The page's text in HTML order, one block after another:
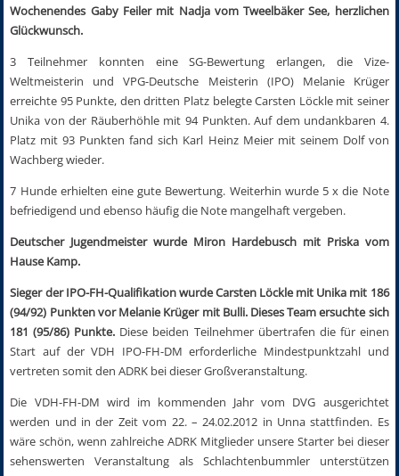
Wochenendes Gaby Feiler mit Nadja vom Tweelbäker See, herzlichen
Glückwunsch.
3 Teilnehmer konnten eine SG-Bewertung erlangen, die Vize-
Weltmeisterin und VPG-Deutsche Meisterin (IPO) Melanie Krüger
erreichte 95 Punkte, den dritten Platz belegte Carsten Löckle mit seiner
Unika von der Räuberhöhle mit 94 Punkten. Auf dem undankbaren 4.
Platz mit 93 Punkten fand sich Karl Heinz Meier mit seinem Dolf von
Wachberg wieder.
7 Hunde erhielten eine gute Bewertung. Weiterhin wurde 5 x die Note
befriedigend und ebenso häufig die Note mangelhaft vergeben.
Deutscher Jugendmeister wurde Miron Hardebusch mit Priska vom
Hause Kamp.
Sieger der IPO-FH-Qualifikation wurde Carsten Löckle mit Unika mit 186
(94/92) Punkten vor Melanie Krüger mit Bulli. Dieses Team ersuchte sich
181 (95/86) Punkte. Diese beiden Teilnehmer übertrafen die für einen
Start auf der VDH IPO-FH-DM erforderliche Mindestpunktzahl und
vertreten somit den ADRK bei dieser Großveranstaltung.
Die VDH-FH-DM wird im kommenden Jahr vom DVG ausgerichtet
werden und in der Zeit vom 22. – 24.02.2012 in Unna stattfinden. Es
wäre schön, wenn zahlreiche ADRK Mitglieder unsere Starter bei dieser
sehenswerten Veranstaltung als Schlachtenbummler unterstützen